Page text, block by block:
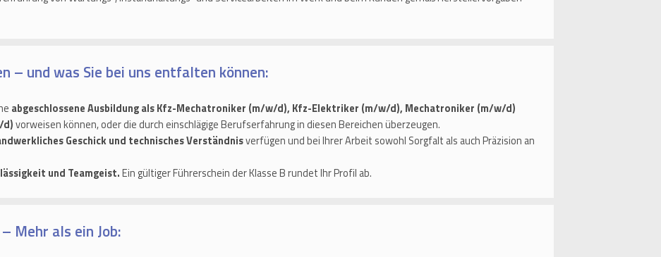
– und was Sie bei uns entfalten können:
abgeschlossene Ausbildung als Kfz-Mechatroniker (m/w/d), Kfz-Elektriker (m/w/d), Mechatroniker (m/w/d)
d)vorweisen können, oder die durch einschlägige Berufserfahrung in diesen Bereichen überzeugen.
Geschick und technisches Verständnisverfügen und bei Ihrer Arbeit sowohl Sorgfalt als auch Präzision an
und Teamgeist.Ein gültiger Führerschein der Klasse B rundet Ihr Profil ab.
Mehr als ein Job: